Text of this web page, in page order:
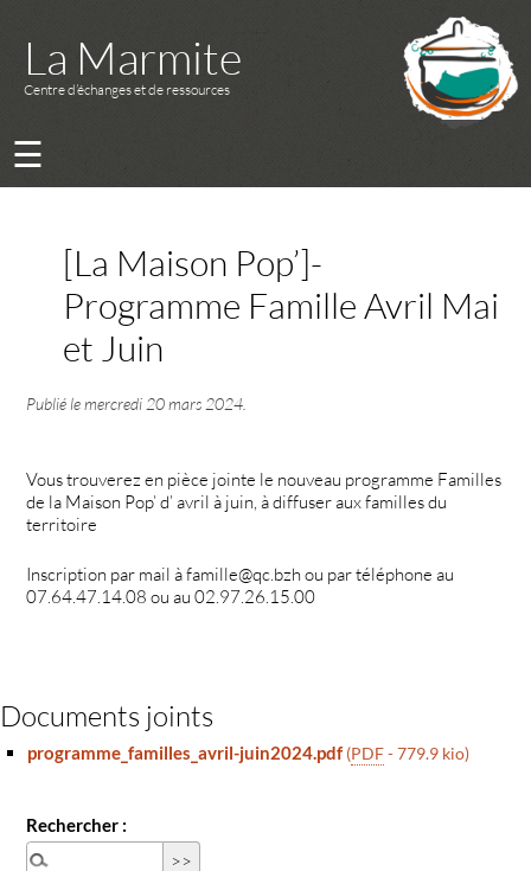
La Marmite
Centre d’échanges et de ressources
☰
[La Maison Pop’]-
Programme Famille Avril Mai
et Juin
Publié lemercredi 20 mars 2024
Vous trouverez en pièce jointe le nouveau programme Familles
de la Maison Pop’ d’ avril à juin, à diffuser aux familles du
territoire
Inscription par mail à famille@qc.bzh ou par téléphone au
07.64.47.14.08 ou au 02.97.26.15.00
Documents joints
programme_familles_avril-juin2024.pdf (PDF-779.9 kio)
Rechercher :